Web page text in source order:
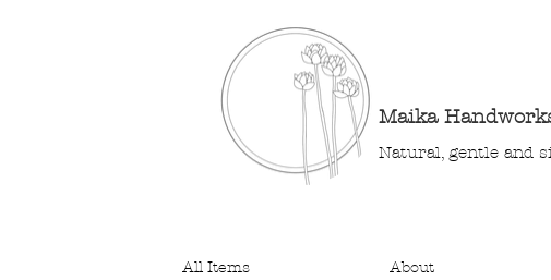
Maika
Natural, gentle and
All Items About